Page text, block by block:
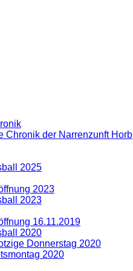
Chronik der Narrenzunft Horb
2025
2023
2023
16.11.2019
2020
Donnerstag 2020
2020